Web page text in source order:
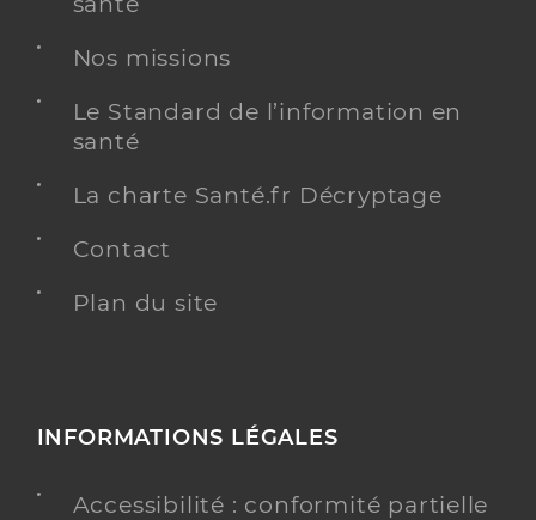
Nos missions
Le Standard de l’information en
santé
La charte Santé.fr Décryptage
Contact
Plan du site
INFORMATIONS LÉGALES
Accessibilité : conformité partielle